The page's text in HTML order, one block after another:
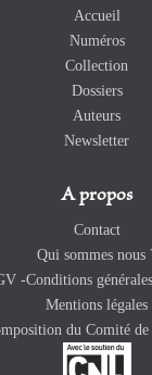
Accueil
Numéros
Collection
Dossiers
Auteurs
Newsletter
A propos
Contact
Qui sommes nous
-Conditions
Mentions légales
du Comité de